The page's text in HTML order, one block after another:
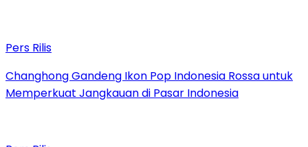
Pers Rilis
Changhong Gandeng Ikon Pop Indonesia Rossa untuk
Memperkuat Jangkauan di Pasar Indonesia